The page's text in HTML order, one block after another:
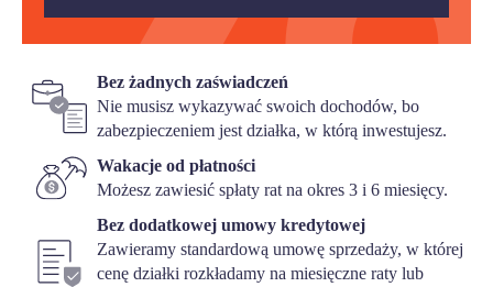
Bez żadnych zaświadczeń
Nie musisz wykazywać swoich dochodów, bo
zabezpieczeniem jest działka, w którą inwestujesz.
Wakacje od płatności
Możesz zawiesić spłaty rat na okres 3 i 6 miesięcy.
Bez dodatkowej umowy kredytowej
Zawieramy standardową umowę sprzedaży, w której
cenę działki rozkładamy na miesięczne raty lub